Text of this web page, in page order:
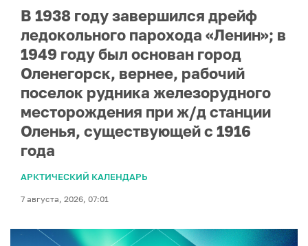
В 1938 году завершился дрейф
ледокольного парохода «Ленин»; в
1949 году был основан город
Оленегорск, вернее, рабочий
поселок рудника железорудного
месторождения при ж/д станции
Оленья, существующей с 1916
года
АРКТИЧЕСКИЙ КАЛЕНДАРЬ
7 августа, 2026, 07:01